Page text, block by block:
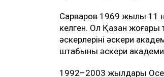
Сарваров 1969 жылы 11
келген. Ол Қазан жоғары
әскерлерінің әскери
штабының әскери
1992–2003 жылдары